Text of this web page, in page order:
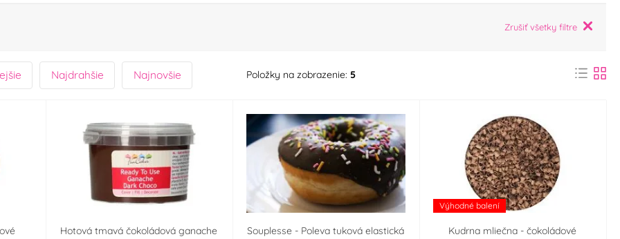
Zrušiť všetky filtre
Najdrahšie Najnovšie Položky na zobrazenie: 5
Hotová tmavá čokoládová ganache
Souplesse - Poleva tuková elastická
Výhodné balení
Kudrna mliečna - čokoládové